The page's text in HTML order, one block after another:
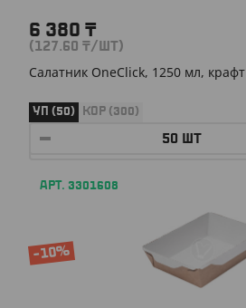
6 380 ₸
(127.60 ₸/ШТ)
Салатник OneClick, 1250 мл, крафт
УП (50) КОР (300)
АРТ. 3301608
-10%